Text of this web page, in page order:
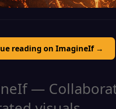
reading on ImagineIf →
—